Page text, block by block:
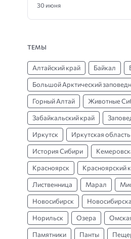
30 июня
ТЕМЫ
Алтайский край Байкал
Большой Арктический
Горный Алтай Животные
Забайкальский край
Иркутск Иркутская область
История Сибири
Красноярск Красноярский
Лиственница Марал
Новосибирск
Норильск Озера
Памятники Панты